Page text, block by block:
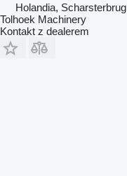
Holandia, Scharsterbrug
Tolhoek Machinery
Kontakt z dealerem